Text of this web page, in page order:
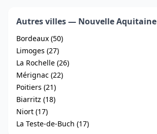
Autres villes — Nouvelle Aquitaine
Bordeaux (50)
Limoges (27)
La Rochelle (26)
Mérignac (22)
Poitiers (21)
Biarritz (18)
Niort (17)
La Teste-de-Buch (17)